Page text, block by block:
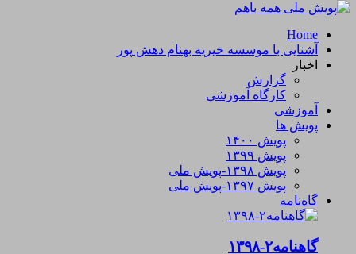
Home
آشنایی با موسسه خیریه بهنام دهش پور
اخبار
گزارش
کارگاه آموزشی
آموزشی
پویش ها
پویش ۱۴۰۰
پویش ۱۳۹۹
پویش ۱۳۹۸-پویش ملی
پویش ۱۳۹۷-پویش ملی
گاه‌نامه
گاهنامه۲-۱۳۹۸